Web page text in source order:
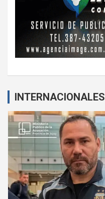
INTERNACIONALES